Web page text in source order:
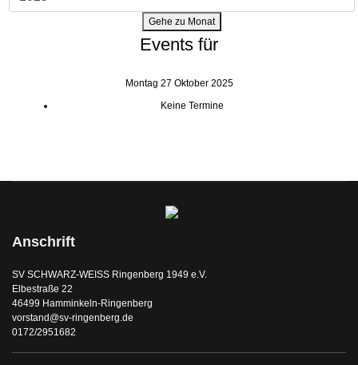
Gehe zu Monat
Events für
Montag 27 Oktober 2025
Keine Termine
Anschrift
SV SCHWARZ-WEISS Ringenberg 1949 e.V.
Elbestraße 22
46499 Hamminkeln-Ringenberg
vorstand@sv-ringenberg.de
0172/2951682